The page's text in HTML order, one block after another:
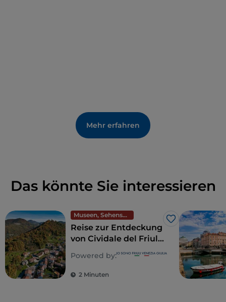
Mehr erfahren
Das könnte Sie interessieren
Museen, Sehenswürdigkeiten und Denkmäler
Like
Reise zur Entdeckung
von Cividale del Friuli
und der Valli del
Natisone
Powered by:
2 Minuten